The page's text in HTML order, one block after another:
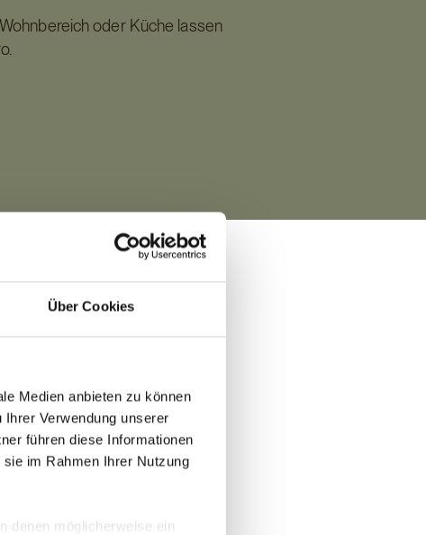
Über Cookies
Medien anbieten zu können
Verwendung unserer
führen diese Informationen
im Rahmen Ihrer Nutzung
denen möglicherweise ein
oder Küche lassen